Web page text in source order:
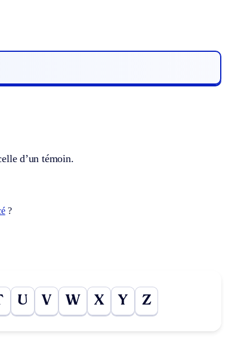
d’un témoin.
?
U V W X Y Z